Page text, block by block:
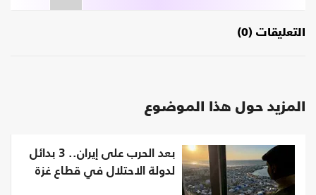
التعليقات (0)
المزيد حول هذا الموضوع
بعد الحرب على إيران.. 3 بدائل
لدولة الاحتلال في قطاع غزة